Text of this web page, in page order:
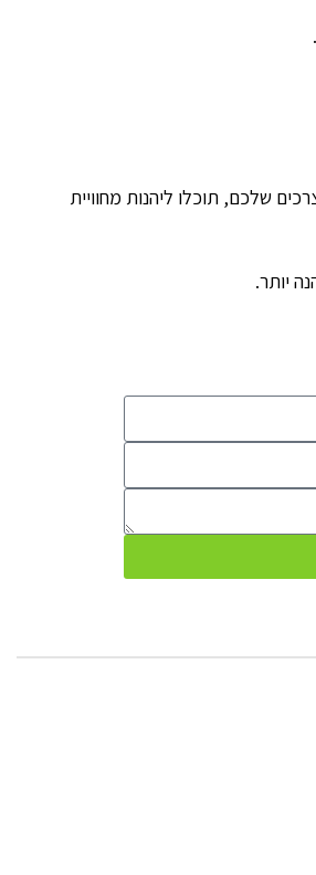
שלכם, תוכלו ליהנות מחוויית
יותר.